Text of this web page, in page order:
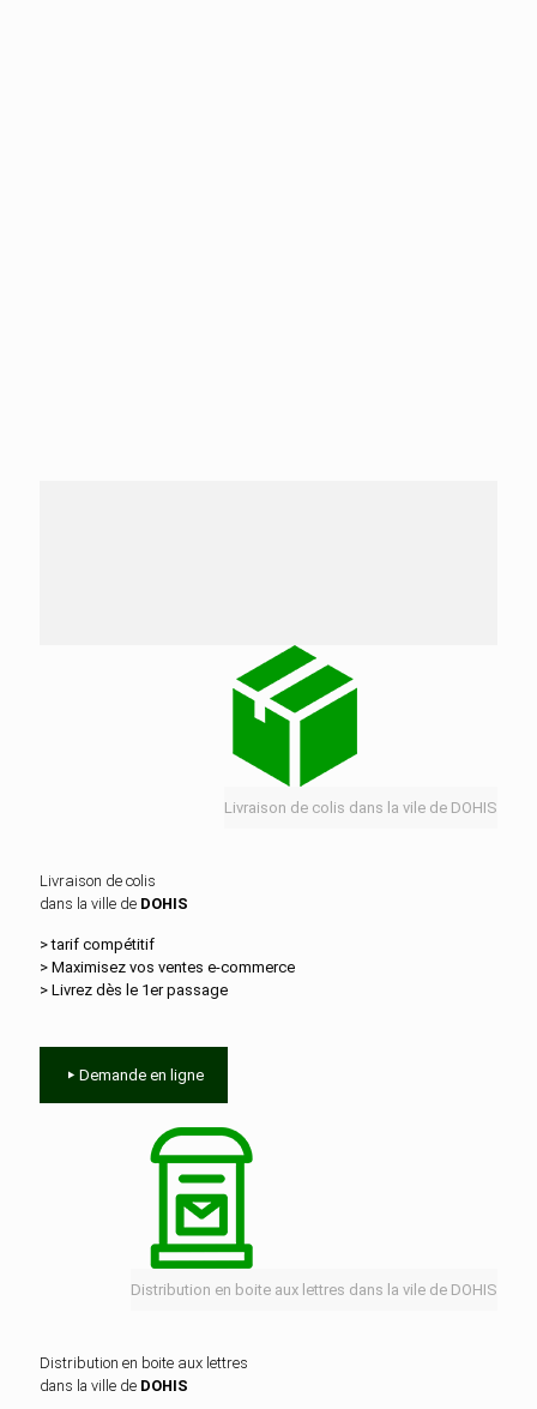
Livraison de colis dans la vile de DOHIS
Livraison de colis
dans la ville de DOHIS
> tarif compétitif
> Maximisez vos ventes e‑commerce
> Livrez dès le 1er passage
Demande en ligne
Distribution en boite aux lettres dans la vile de DOHIS
Distribution en boite aux lettres
dans la ville de DOHIS